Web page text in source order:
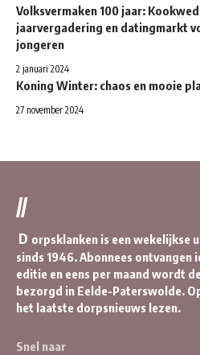
Volksvermaken 100 jaar:
jaarvergadering en datingmarkt
jongeren
2 januari 2024
Koning Winter: chaos en mooie
27 november 2024
//
D orpsklanken is een wekelijkse
sinds 1946. Abonnees ontvangen
editie en eens per maand wordt
bezorgd in Eelde-Paterswolde.
het laatste dorpsnieuws lezen.
Snel naar